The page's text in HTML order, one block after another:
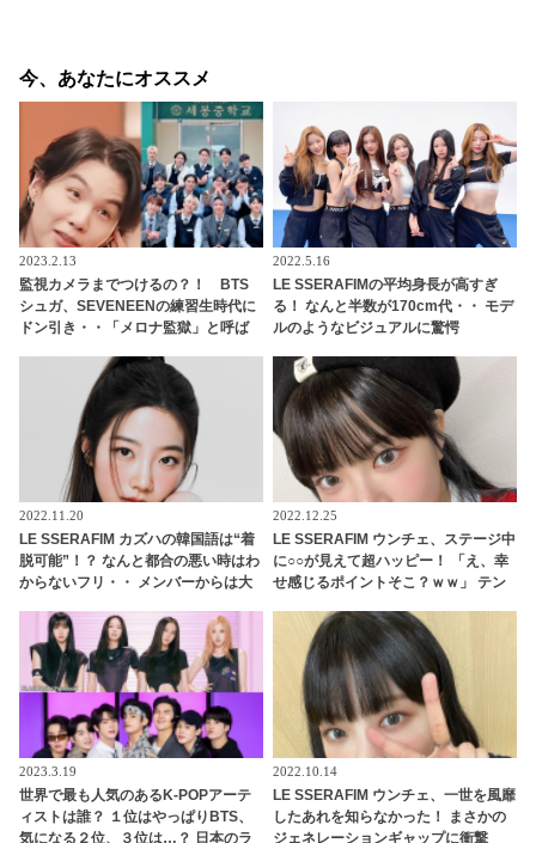
今、あなたにオススメ
2023.2.13
監視カメラまでつけるの？！ BTS
シュガ、SEVENEENの練習生時代に
ドン引き・・「メロナ監獄」と呼ば
2022.5.16
LE SSERAFIMの平均身長が高すぎ
る！ なんと半数が170cm代・・ モデ
ルのようなビジュアルに驚愕
2022.11.20
LE SSERAFIM カズハの韓国語は“着
脱可能”！？ なんと都合の悪い時はわ
からないフリ・・ メンバーからは大
エピソードを公開
2022.12.25
LE SSERAFIM ウンチェ、ステージ中
に○○が見えて超ハッピー！ 「え、幸
せ感じるポイントそこ？ｗｗ」 テン
とは？ 無邪気で愛らしい発言にほっ
2023.3.19
世界で最も人気のあるK-POPアーテ
ィストは誰？ １位はやっぱりBTS、
気になる２位、３位は…？ 日本のラ
2022.10.14
LE SSERAFIM ウンチェ、一世を風靡
したあれを知らなかった！ まさかの
ジェネレーションギャップに衝撃